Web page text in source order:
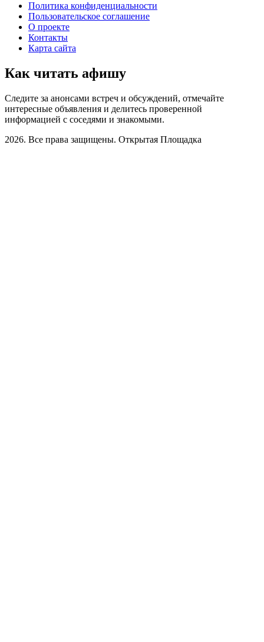
Политика конфиденциальности
Пользовательское соглашение
О проекте
Контакты
Карта сайта
Как читать афишу
Следите за анонсами встреч и обсуждений, отмечайте
интересные объявления и делитесь проверенной
информацией с соседями и знакомыми.
2026. Все права защищены. Открытая Площадка